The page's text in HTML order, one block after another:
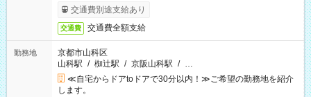
交通費別途支給あり
交通費 交通費全額支給
勤務地
京都市山科区
山科駅 / 椥辻駅 / 京阪山科駅 / …
≪自宅からドアtoドアで30分以内！≫ご希望の勤務地を紹介
します。